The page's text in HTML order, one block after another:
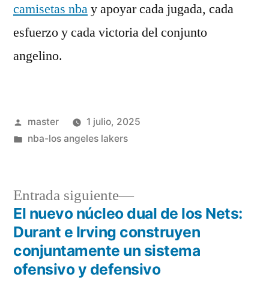
camisetas nbay apoyar cada jugada, cada
esfuerzo y cada victoria del conjunto
angelino.
Publicado
por
master
1 julio, 2025
Publicado
nba-los angeles lakers
Navegación
de
Entrada siguiente
Entrada
siguiente:
El nuevo núcleo dual de los Nets:
Durant e Irving construyen
conjuntamente un sistema
ofensivo y defensivo